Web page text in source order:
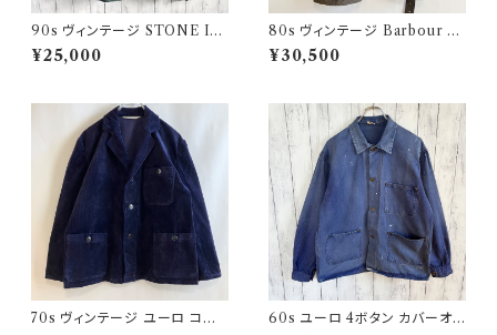
90s ヴィンテージ STONE ISL
AND ウールジャケット ストーン
アイランド グリーンエッジ
¥25,000
80s ヴィンテージ Barbour 2
ワラント ソルウェイジッパー Sol
way Zipper オイルドジャケット
¥30,500
70s ヴィンテージ ユーロ コー
60s ユーロ 4ボタン カバーオ